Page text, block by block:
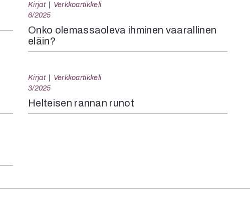
Kirjat
Verkkoartikkeli
6/2025
Onko olemassaoleva ihminen vaarallinen
eläin?
Kirjat
Verkkoartikkeli
3/2025
Helteisen rannan runot